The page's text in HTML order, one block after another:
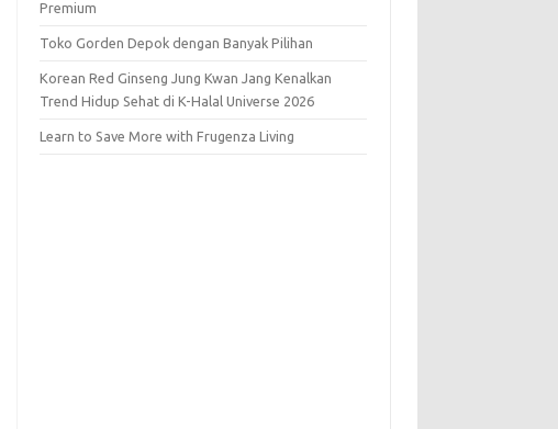
Premium
Toko Gorden Depok dengan Banyak Pilihan
Korean Red Ginseng Jung Kwan Jang Kenalkan
Trend Hidup Sehat di K-Halal Universe 2026
Learn to Save More with Frugenza Living